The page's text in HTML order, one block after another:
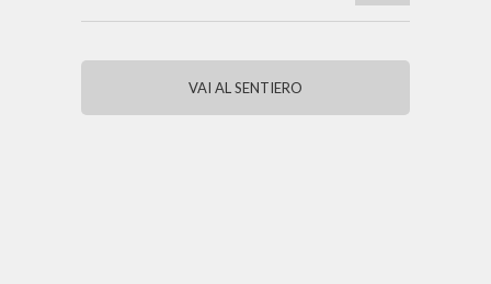
VAI AL SENTIERO